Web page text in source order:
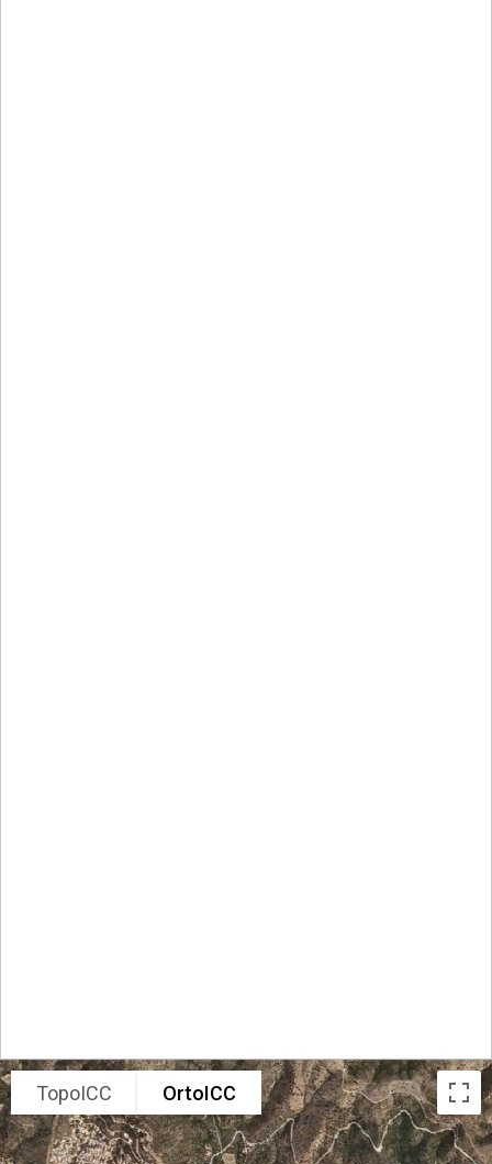
TopoICC OrtoICC